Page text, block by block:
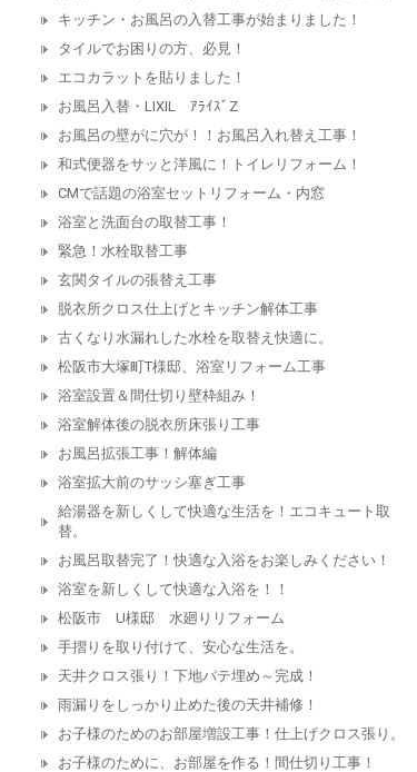
キッチン・お風呂の入替工事が始まりました！
タイルでお困りの方、必見！
エコカラットを貼りました！
お風呂入替・LIXIL ｱﾗｲｽﾞZ
お風呂の壁がに穴が！！お風呂入れ替え工事！
和式便器をサッと洋風に！トイレリフォーム！
CMで話題の浴室セットリフォーム・内窓
浴室と洗面台の取替工事！
緊急！水栓取替工事
玄関タイルの張替え工事
脱衣所クロス仕上げとキッチン解体工事
古くなり水漏れした水栓を取替え快適に。
松阪市大塚町T様邸、浴室リフォーム工事
浴室設置＆間仕切り壁枠組み！
浴室解体後の脱衣所床張り工事
お風呂拡張工事！解体編
浴室拡大前のサッシ塞ぎ工事
給湯器を新しくして快適な生活を！エコキュート取
替。
お風呂取替完了！快適な入浴をお楽しみください！
浴室を新しくして快適な入浴を！！
松阪市 U様邸 水廻りリフォーム
手摺りを取り付けて、安心な生活を。
天井クロス張り！下地パテ埋め～完成！
雨漏りをしっかり止めた後の天井補修！
お子様のためのお部屋増設工事！仕上げクロス張り。
お子様のために、お部屋を作る！間仕切り工事！